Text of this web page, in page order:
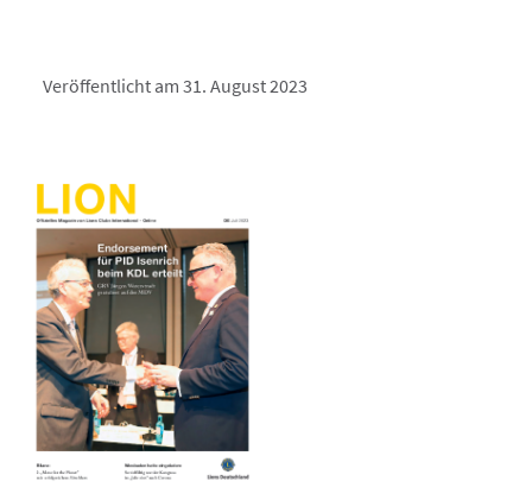
Veröffentlicht am 31. August 2023